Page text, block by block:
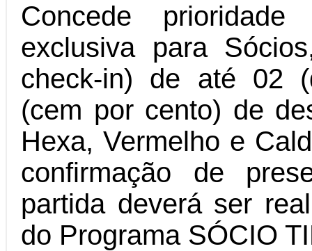
Concede
exclusiva para
check-in) de até 02
(cem por cento) de
Hexa, Vermelho e
confirmação de
partida deverá ser
do Programa SÓCIO